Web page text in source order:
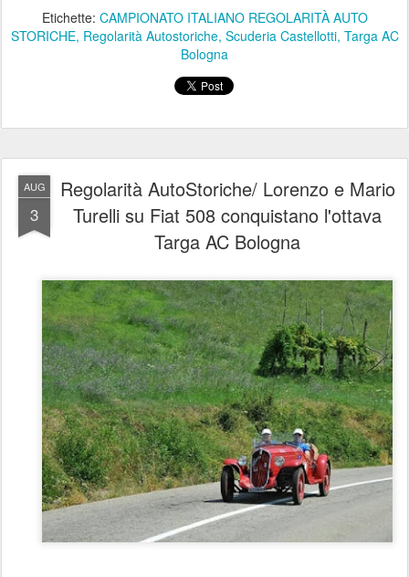
Etichette: CAMPIONATO ITALIANO REGOLARITÀ AUTO
STORICHE Regolarità Autostoriche Scuderia Castellotti Targa AC
Bologna
AUG
3
Regolarità AutoStoriche/ Lorenzo e Mario
Turelli su Fiat 508 conquistano l'ottava
Targa AC Bologna